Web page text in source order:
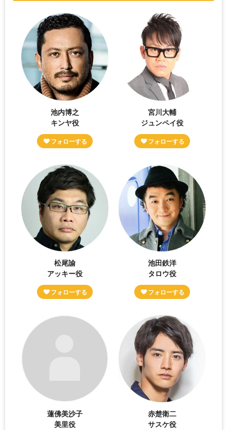
池内博之
キンヤ役
宮川大輔
ジュンペイ役
松尾諭
アッキー役
池田鉄洋
タロウ役
蓮佛美沙子
美里役
赤楚衛二
サスケ役